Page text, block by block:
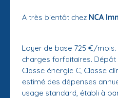
A très bientôt chez NCA
Loyer de base 725 €/
charges forfaitaires. Dépôt
Classe énergie C, Classe
estimé des dépenses
usage standard, établi à